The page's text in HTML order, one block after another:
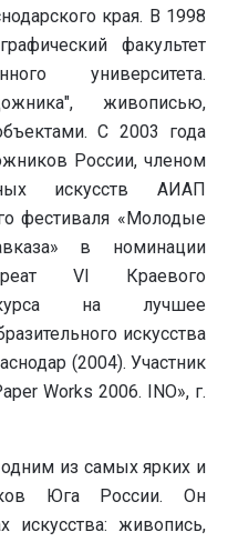
края. В 1998
факультет
университета.
живописью,
С 2003 года
России, членом
искусств АИАП
фестиваля «Молодые
в номинации
VI Краевого
на лучшее
искусства
(2004). Участник
Works 2006. INO», г.
из самых ярких и
Юга России. Он
искусства: живопись,